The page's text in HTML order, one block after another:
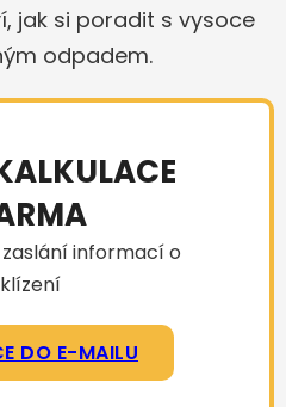
jak si poradit s vysoce
odpadem.
informací o
DO E-MAILU